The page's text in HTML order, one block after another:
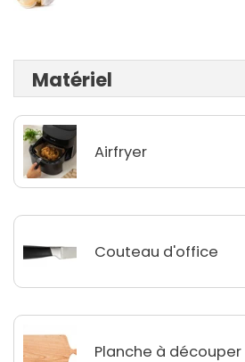
Matériel
Airfryer
Couteau d'office
Planche à découper